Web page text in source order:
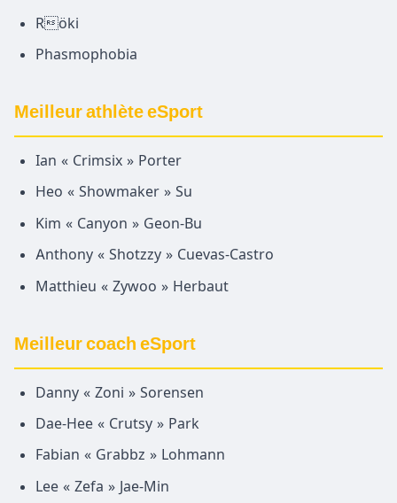
Röki
Phasmophobia
Meilleur athlète eSport
Ian « Crimsix » Porter
Heo « Showmaker » Su
Kim « Canyon » Geon-Bu
Anthony « Shotzzy » Cuevas-Castro
Matthieu « Zywoo » Herbaut
Meilleur coach eSport
Danny « Zoni » Sorensen
Dae-Hee « Crutsy » Park
Fabian « Grabbz » Lohmann
Lee « Zefa » Jae-Min